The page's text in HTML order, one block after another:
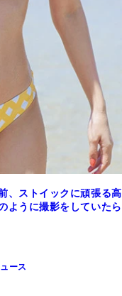
、ストイックに頑張る高
ように撮影をしていたら
ース